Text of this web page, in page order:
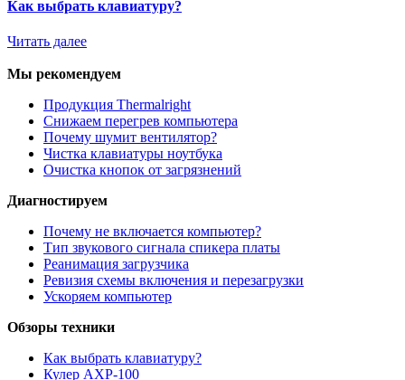
Как выбрать клавиатуру?
Читать далее
Мы рекомендуем
Продукция Thermalright
Снижаем перегрев компьютера
Почему шумит вентилятор?
Чистка клавиатуры ноутбука
Очистка кнопок от загрязнений
Диагностируем
Почему не включается компьютер?
Тип звукового сигнала спикера платы
Реанимация загрузчика
Ревизия схемы включения и перезагрузки
Ускоряем компьютер
Обзоры техники
Как выбрать клавиатуру?
Кулер AXP-100